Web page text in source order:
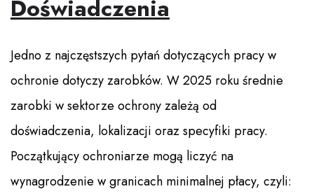
Doświadczenia
Jedno z najczęstszych pytań dotyczących pracy w
ochronie dotyczy zarobków. W 2025 roku średnie
zarobki w sektorze ochrony zależą od
doświadczenia, lokalizacji oraz specyfiki pracy.
Początkujący ochroniarze mogą liczyć na
wynagrodzenie w granicach minimalnej płacy, czyli: